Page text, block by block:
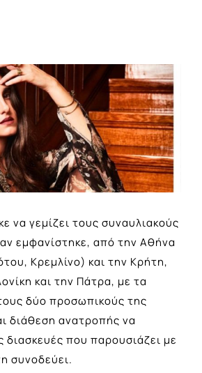
να γεμίζει τους συναυλιακούς
εμφανίστηκε, από την Αθήνα
Κρεμλίνο) και την Κρήτη,
και την Πάτρα, με τα
δύο προσωπικούς της
διάθεση ανατροπής να
διασκευές που παρουσιάζει με
συνοδεύει.